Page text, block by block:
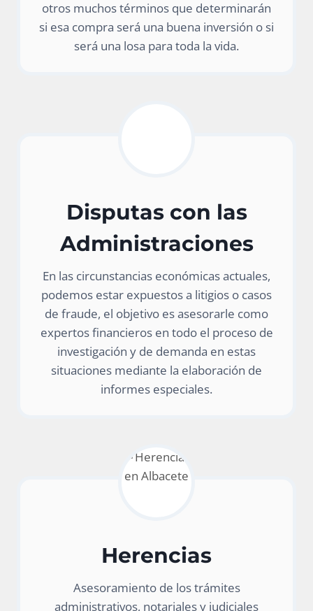
otros muchos términos que determinarán
si esa compra será una buena inversión o si
será una losa para toda la vida.
Disputas con las
Administraciones
En las circunstancias económicas actuales,
podemos estar expuestos a litigios o casos
de fraude, el objetivo es asesorarle como
expertos financieros en todo el proceso de
investigación y de demanda en estas
situaciones mediante la elaboración de
informes especiales.
Herencias
Asesoramiento de los trámites
administrativos, notariales y judiciales